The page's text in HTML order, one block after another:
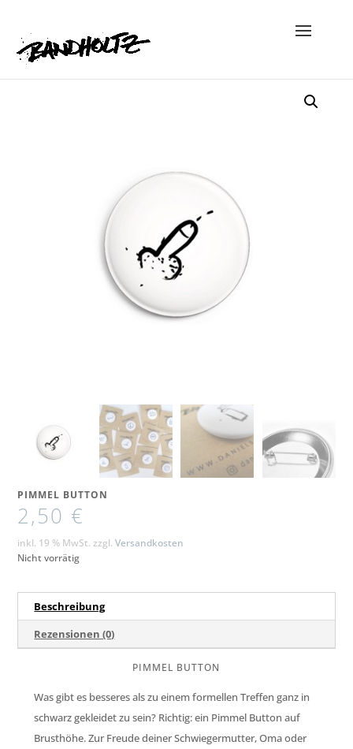
PIMMEL BUTTON
2,50 €
inkl. 19 % MwSt. zzgl.Versandkosten
Nicht vorrätig
Beschreibung
Rezensionen (0)
PIMMEL BUTTON
Was gibt es besseres als zu einem formellen Treffen ganz in
schwarz gekleidet zu sein? Richtig: ein Pimmel Button auf
Brusthöhe. Zur Freude deiner Schwiegermutter, Oma oder